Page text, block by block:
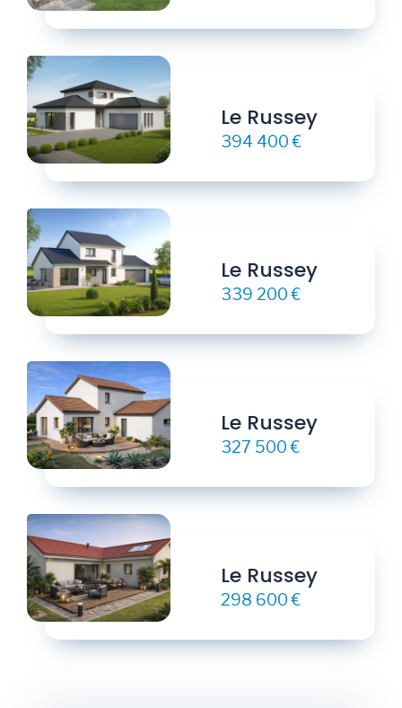
Le Russey
394 400 €
Le Russey
339 200 €
Le Russey
327 500 €
Le Russey
298 600 €